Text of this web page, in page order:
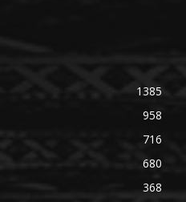
1385
958
716
680
368